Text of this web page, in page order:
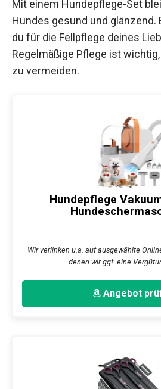
Mit einem Hundepflege-Set
Hundes gesund und glänzend.
du für die Fellpflege deines
Regelmäßige Pflege ist
zu vermeiden.
Hundepflege
Wir verlinken u.a. auf ausgewählte
denen wir ggf. eine
Angebot